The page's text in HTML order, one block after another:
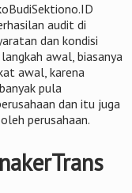
audit di
dan kondisi
awal, biasanya
awal, karena
pula
dan itu juga
perusahaan.